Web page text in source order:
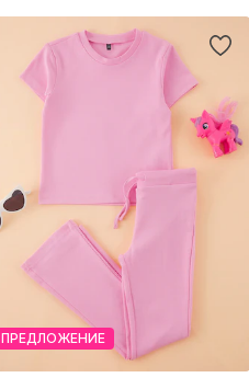
ПРЕДЛОЖЕНИЕ